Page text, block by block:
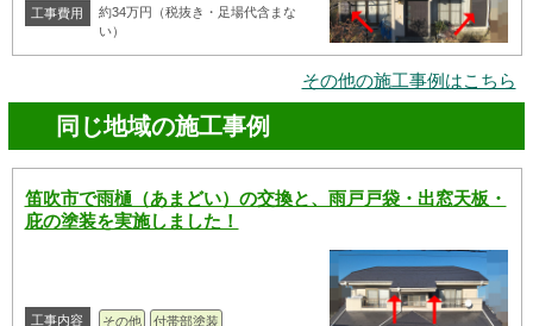
工事費用
約34万円（税抜き・足場代含まな
い）
その他の施工事例はこちら
同じ地域の施工事例
笛吹市で雨樋（あまどい）の交換と、雨戸戸袋・出窓天板・
庇の塗装を実施しました！
工事内容 その他 付帯部塗装